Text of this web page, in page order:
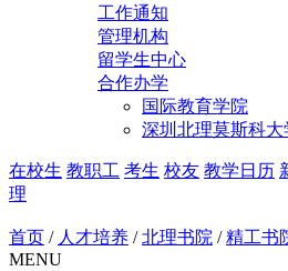
工作通知
管理机构
留学生中心
合作办学
国际教育学院
深圳北理莫斯科大
在校生 教职工 考生 校友 教学日历
理
首页 / 人才培养 /北理书院 /精工书
MENU